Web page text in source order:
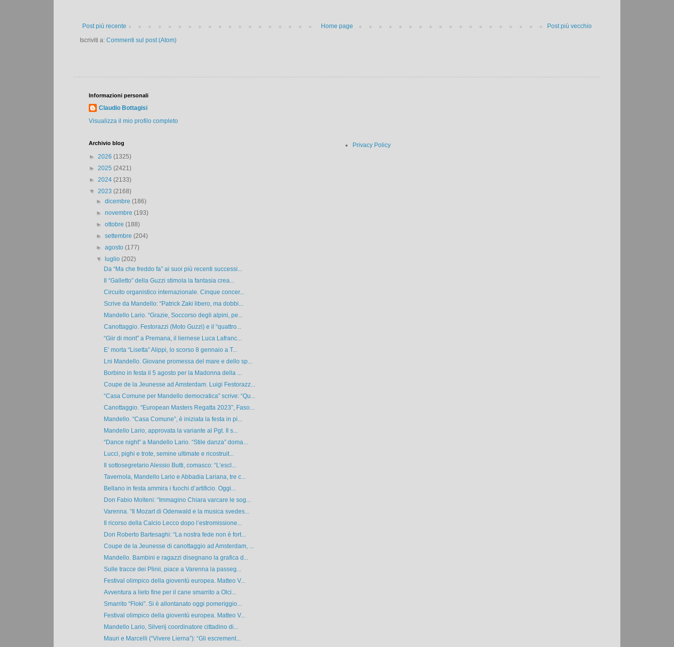
Post più recente Post più vecchio
Home page
Iscriviti a: Commenti sul post (Atom)
Informazioni personali
Claudio Bottagisi
Visualizza il mio profilo completo
Archivio blog
► 2026 (1325)
► 2025 (2421)
► 2024 (2133)
▼ 2023 (2168)
►dicembre(186)
►novembre(193)
►ottobre(188)
►settembre(204)
►agosto(177)
▼
luglio(202)
Da “Ma che freddo fa” ai suoi più recenti successi...
Il “Galletto” della Guzzi stimola la fantasia crea...
Circuito organistico internazionale. Cinque concer...
Scrive da Mandello: “Patrick Zaki libero, ma dobbi...
Mandello Lario. “Grazie, Soccorso degli alpini, pe...
Canottaggio. Festorazzi (Moto Guzzi) e il “quattro...
“Giir di mont” a Premana, il liernese Luca Lafranc...
E’ morta “Lisetta” Alippi, lo scorso 8 gennaio a T...
Lni Mandello. Giovane promessa del mare e dello sp...
Borbino in festa il 5 agosto per la Madonna della ...
Coupe de la Jeunesse ad Amsterdam. Luigi Festorazz...
“Casa Comune per Mandello democratica” scrive: “Qu...
Canottaggio. “European Masters Regatta 2023”, Faso...
Mandello. “Casa Comune”, è iniziata la festa in pi...
Mandello Lario, approvata la variante al Pgt. Il s...
“Dance night” a Mandello Lario. “Stile danza” doma...
Lucci, pighi e trote, semine ultimate e ricostruit...
Il sottosegretario Alessio Butti, comasco: “L’escl...
Tavernola, Mandello Lario e Abbadia Lariana, tre c...
Bellano in festa ammira i fuochi d’artificio. Oggi...
Don Fabio Molteni: “Immagino Chiara varcare le sog...
Varenna. “Il Mozart di Odenwald e la musica svedes...
Il ricorso della Calcio Lecco dopo l’estromissione...
Don Roberto Bartesaghi: “La nostra fede non è fort...
Coupe de la Jeunesse di canottaggio ad Amsterdam, ...
Mandello. Bambini e ragazzi disegnano la grafica d...
Sulle tracce dei Plinii, piace a Varenna la passeg...
Festival olimpico della gioventù europea. Matteo V...
Avventura a lieto fine per il cane smarrito a Olci...
Smarrito “Floki”. Si è allontanato oggi pomeriggio...
Festival olimpico della gioventù europea. Matteo V...
Mandello Lario, Silverij coordinatore cittadino di...
Mauri e Marcelli (“Vivere Lierna”): “Gli escrement...
Privacy Policy